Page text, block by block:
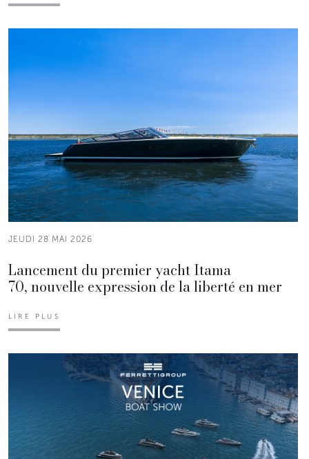
JEUDI 28 MAI 2026
Lancement du premier yacht Itama
70, nouvelle expression de la liberté en mer
LIRE PLUS